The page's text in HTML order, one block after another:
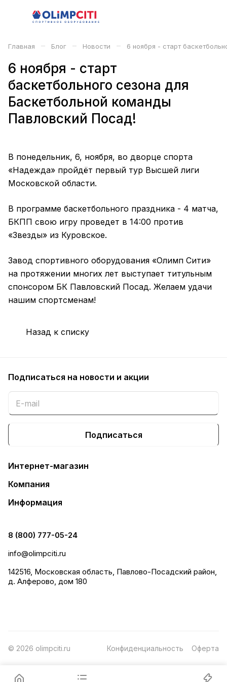
Главная – Блог – Новости – 6 ноября - старт
6 ноября - старт
баскетбольного сезона для
Баскетбольной команды
Павловский Посад!
В понедельник, 6, ноября, во дворце спорта
«Надежда» пройдёт первый тур Высшей лиги
Московской области.
В программе баскетбольного праздника - 4 матча,
БКПП свою игру проведет в 14:00 против
«Звезды» из Куровское.
Завод спортивного оборудования «Олимп Сити»
на протяжении многих лет выступает титульным
спонсором БК Павловский Посад. Желаем удачи
нашим спортсменам!
Назад к списку
Подписаться на новости и акции
Подписаться
Интернет-магазин
Компания
Информация
8 (800) 777-05-24
info@olimpciti.ru
142516, Московская область, Павлово-Посадский район,
д. Алферово, дом 180
© 2026 olimpciti.ru Конфиденциальность Оферта